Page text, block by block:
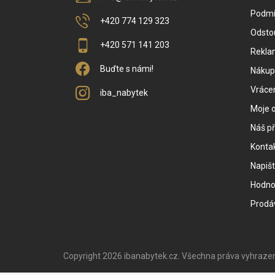
+420 774 129 323
+420 571 141 203
Buďte s námi!
iba_nabytek
Moje
Náš
Copyright 2026 ibanabytek.cz . Všechna práva